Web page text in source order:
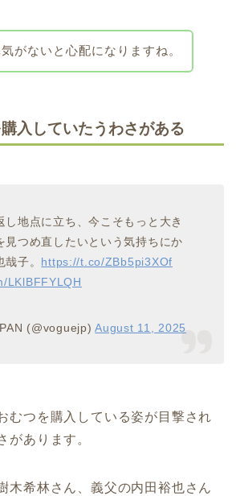
がないと心配になりますね。
入していたうわさがある
し地点に立ち、今こそもっと大き
見つめ直したいという気持ちにか
子。 https://t.co/ZBb5pi3XOf
LKlBFFYLQH
(@voguejp)August 11, 2025
むつを購入している姿が目撃され
があります。
木希林さん、義父の内田裕也さん